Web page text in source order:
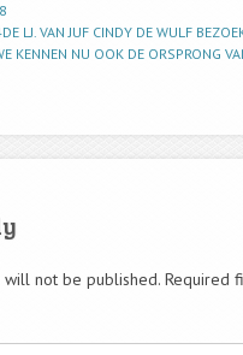
LJ. VAN JUF CINDY DE WULF
KENNEN NU OOK DE ORSPRONG
will not be published. Required